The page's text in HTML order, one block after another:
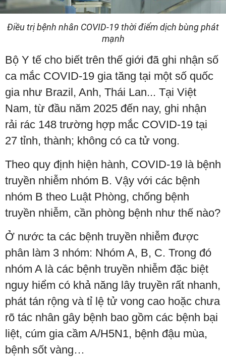
Điều trị bệnh nhân COVID-19 thời điểm dịch bùng phát
mạnh
Bộ Y tế cho biết trên thế giới đã ghi nhận số
ca mắc COVID-19 gia tăng tại một số quốc
gia như Brazil, Anh, Thái Lan... Tại Việt
Nam, từ đầu năm 2025 đến nay, ghi nhận
rải rác 148 trường hợp mắc COVID-19 tại
27 tỉnh, thành; không có ca tử vong.
Theo quy định hiện hành, COVID-19 là bệnh
truyền nhiễm nhóm B. Vậy với các bệnh
nhóm B theo Luật Phòng, chống bệnh
truyền nhiễm, cần phòng bệnh như thế nào?
Ở nước ta các bệnh truyền nhiễm được
phân làm 3 nhóm: Nhóm A, B, C. Trong đó
nhóm A là các bệnh truyền nhiễm đặc biệt
nguy hiểm có khả năng lây truyền rất nhanh,
phát tán rộng và tỉ lệ tử vong cao hoặc chưa
rõ tác nhân gây bệnh bao gồm các bệnh bại
liệt, cúm gia cầm A/H5N1, bệnh đậu mùa,
bệnh sốt vàng…